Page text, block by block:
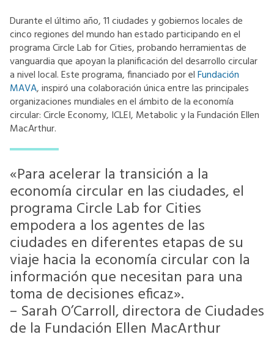
Durante el último año, 11 ciudades y gobiernos locales de
cinco regiones del mundo han estado participando en el
programa Circle Lab for Cities, probando herramientas de
vanguardia que apoyan la planificación del desarrollo circular
a nivel local. Este programa, financiado por elFundación
MAVA, inspiró una colaboración única entre las principales
organizaciones mundiales en el ámbito de la economía
circular: Circle Economy, ICLEI, Metabolic y la Fundación Ellen
MacArthur.
«Para acelerar la transición a la
economía circular en las ciudades, el
programa Circle Lab for Cities
empodera a los agentes de las
ciudades en diferentes etapas de su
viaje hacia la economía circular con la
información que necesitan para una
toma de decisiones eficaz».
– Sarah O’Carroll, directora de Ciudades
de la Fundación Ellen MacArthur